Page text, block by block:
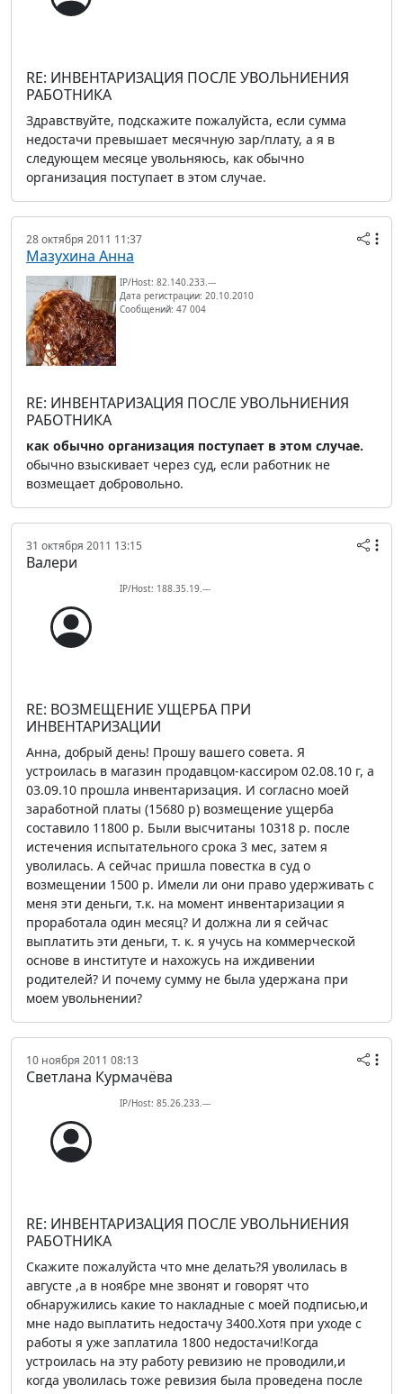
RE: ИНВЕНТАРИЗАЦИЯ ПОСЛЕ УВОЛЬНИЕНИЯ
РАБОТНИКА
Здравствуйте, подскажите пожалуйста, если сумма
недостачи превышает месячную зар/плату, а я в
следующем месяце увольняюсь, как обычно
организация поступает в этом случае.
28 октября 2011 11:37
Мазухина Анна
IP/Host: 82.140.233.---
Дата регистрации: 20.10.2010
Сообщений: 47 004
RE: ИНВЕНТАРИЗАЦИЯ ПОСЛЕ УВОЛЬНИЕНИЯ
РАБОТНИКА
как обычно организация поступает в этом случае.
обычно взыскивает через суд, если работник не
возмещает добровольно.
31 октября 2011 13:15
Валери
IP/Host: 188.35.19.---
RE: ВОЗМЕЩЕНИЕ УЩЕРБА ПРИ
ИНВЕНТАРИЗАЦИИ
Анна, добрый день! Прошу вашего совета. Я
устроилась в магазин продавцом-кассиром 02.08.10 г, а
03.09.10 прошла инвентаризация. И согласно моей
заработной платы (15680 р) возмещение ущерба
составило 11800 р. Были высчитаны 10318 р. после
истечения испытательного срока 3 мес, затем я
уволилась. А сейчас пришла повестка в суд о
возмещении 1500 р. Имели ли они право удерживать с
меня эти деньги, т.к. на момент инвентаризации я
проработала один месяц? И должна ли я сейчас
выплатить эти деньги, т. к. я учусь на коммерческой
основе в институте и нахожусь на иждивении
родителей? И почему сумму не была удержана при
моем увольнении?
10 ноября 2011 08:13
Светлана Курмачёва
IP/Host: 85.26.233.---
RE: ИНВЕНТАРИЗАЦИЯ ПОСЛЕ УВОЛЬНИЕНИЯ
РАБОТНИКА
Скажите пожалуйста что мне делать?Я уволилась в
августе ,а в ноябре мне звонят и говорят что
обнаружились какие то накладные с моей подписью,и
мне надо выплатить недостачу 3400.Хотя при уходе с
работы я уже заплатила 1800 недостачи!Когда
устроилась на эту работу ревизию не проводили,и
когда уволилась тоже ревизия была проведена после